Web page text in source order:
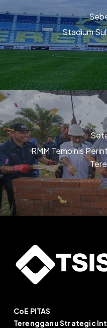
Stadium
RMM Tempinis
CoE PITAS
Terengganu Strategic